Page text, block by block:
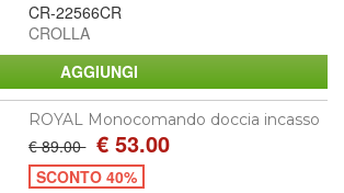
CR-22566CR
CROLLA
ROYAL Monocomando doccia incasso
€ 89.00 € 53.00
SCONTO 40%